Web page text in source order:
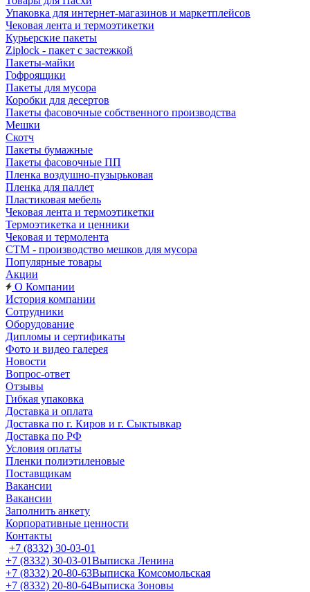
Упаковка для интернет-магазинов и маркетплейсов
Чековая лента и термоэтикетки
Курьерские пакеты
Ziplock - пакет с застежкой
Пакеты-майки
Гофроящики
Пакеты для мусора
Коробки для десертов
Пакеты фасовочные собственного производства
Мешки
Скотч
Пакеты бумажные
Пакеты фасовочные ПП
Пленка воздушно-пузырьковая
Пленка для паллет
Пластиковая мебель
Чековая лента и термоэтикетки
Термоэтикетка и ценники
Чековая и термолента
СТМ - производство мешков для мусора
Популярные товары
Акции
О Компании
История компании
Сотрудники
Оборудование
Дипломы и сертификаты
Фото и видео галерея
Новости
Вопрос-ответ
Отзывы
Гибкая упаковка
Доставка и оплата
Доставка по г. Киров и г. Сыктывкар
Доставка по РФ
Условия оплаты
Пленки полиэтиленовые
Поставщикам
Вакансии
Вакансии
Заполнить анкету
Корпоративные ценности
Контакты
+7 (8332) 30-03-01
+7 (8332) 30-03-01Выписка Ленина
+7 (8332) 20-80-63Выписка Комсомольская
+7 (8332) 20-80-64Выписка Зоновы